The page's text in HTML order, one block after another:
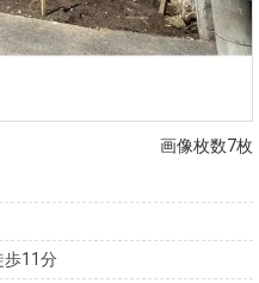
画像枚数7枚
歩11分